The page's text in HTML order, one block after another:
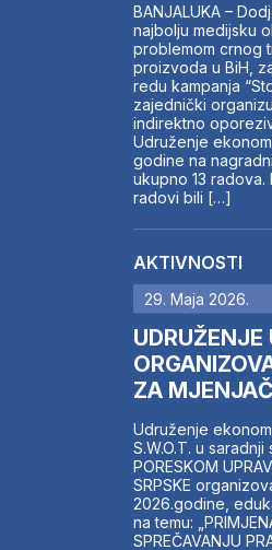
BANJALUKA –
najbolju medijsku
problemom crnog
proizvoda u BiH,
redu kampanja
zajednički
indirektno
Udruženje
godine na
ukupno 13
radovi bili […]
AKTIVNOSTI
29. Maja 2026.
UDRUŽENJE
ZA
Udruženje
S.W.O.T. u
PORESKOM
SRPSKE
2026.godine,
na temu:
SPREČAVANJU